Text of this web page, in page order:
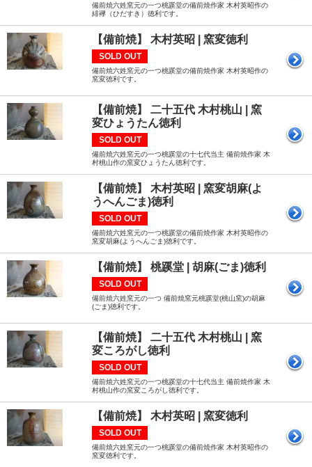
備前焼六姓窯元の一つ桃蹊堂の備前焼作家 木村英昭作の
緋襷（ひだすき）徳利です。
【備前焼】 木村英昭 | 窯変徳利
SOLD OUT
備前焼六姓窯元の一つ桃蹊堂の備前焼作家 木村英昭作の
窯変徳利です。
【備前焼】 二十五代 木村桃山 | 窯
変ひょうたん徳利
SOLD OUT
備前焼六姓窯元の一つ桃蹊堂の十七代当主 備前焼作家 木
村桃山作の窯変ひょうたん徳利です。
【備前焼】 木村英昭 | 窯変胡麻(よ
うへんごま)徳利
SOLD OUT
備前焼六姓窯元の一つ桃蹊堂の備前焼作家 木村英昭作の
窯変胡麻(ようへんごま)徳利です。
【備前焼】 桃蹊堂 | 胡麻(ごま)徳利
SOLD OUT
備前焼六姓窯元の一つ 備前焼窯元桃蹊堂(桃山窯)の胡麻
(ごま)徳利です。
【備前焼】 二十五代 木村桃山 | 窯
変ころがし徳利
SOLD OUT
備前焼六姓窯元の一つ桃蹊堂の十七代当主 備前焼作家 木
村桃山作の窯変ころがし徳利です。
【備前焼】 木村英昭 | 窯変徳利
SOLD OUT
備前焼六姓窯元の一つ桃蹊堂の備前焼作家 木村英昭作の
窯変徳利です。